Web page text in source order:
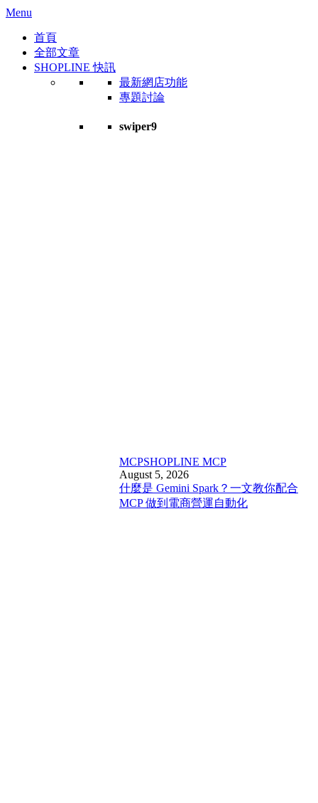
Menu
首頁
全部文章
SHOPLINE 快訊
最新網店功能
專題討論
swiper9
MCPSHOPLINE MCP
August 5, 2026
什麼是 Gemini Spark？一文教你配合
MCP 做到電商營運自動化